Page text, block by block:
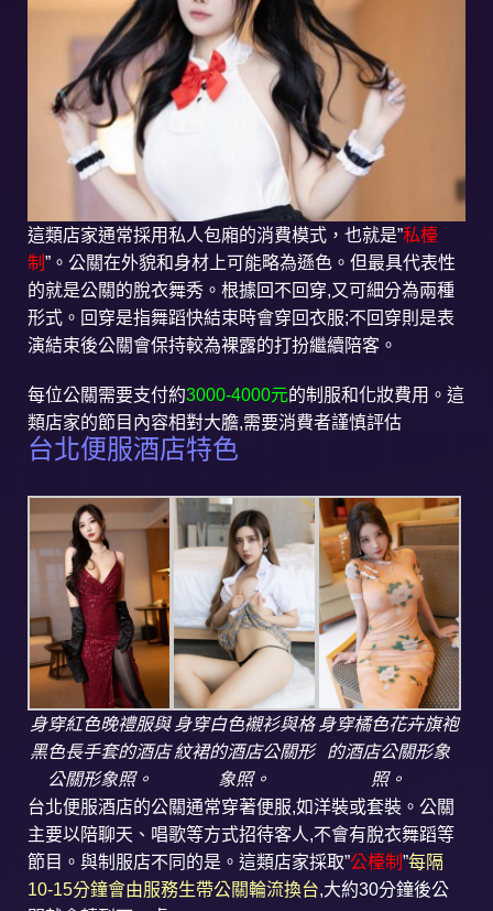
這類店家通常採用私人包廂的消費模式，也就是”私檯
制”。公關在外貌和身材上可能略為遜色。但最具代表性
的就是公關的脫衣舞秀。根據回不回穿,又可細分為兩種
形式。回穿是指舞蹈快結束時會穿回衣服;不回穿則是表
演結束後公關會保持較為裸露的打扮繼續陪客。
每位公關需要支付約3000-4000元的制服和化妝費用。這
類店家的節目內容相對大膽,需要消費者謹慎評估
台北便服酒店特色
身穿紅色晚禮服與
黑色長手套的酒店
公關形象照。
身穿白色襯衫與格
紋裙的酒店公關形
象照。
身穿橘色花卉旗袍
的酒店公關形象
照。
台北便服酒店的公關通常穿著便服,如洋裝或套裝。公關
主要以陪聊天、唱歌等方式招待客人,不會有脫衣舞蹈等
節目。與制服店不同的是。這類店家採取”公檯制”每隔
10-15分鐘會由服務生帶公關輪流換台,大約30分鐘後公